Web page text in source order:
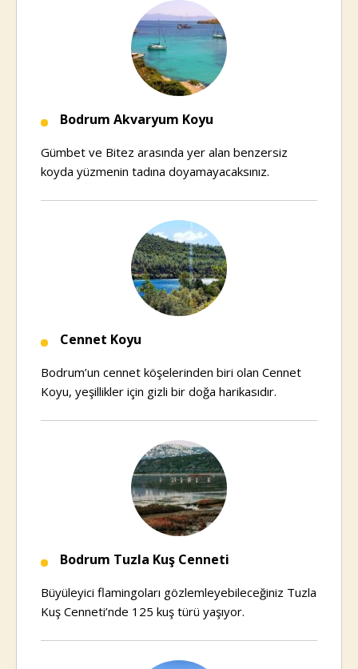
Bodrum Akvaryum Koyu
Gümbet ve Bitez arasında yer alan benzersiz
koyda yüzmenin tadına doyamayacaksınız.
Cennet Koyu
Bodrum’un cennet köşelerinden biri olan Cennet
Koyu, yeşillikler için gizli bir doğa harikasıdır.
Bodrum Tuzla Kuş Cenneti
Büyüleyici flamingoları gözlemleyebileceğiniz Tuzla
Kuş Cenneti’nde 125 kuş türü yaşıyor.